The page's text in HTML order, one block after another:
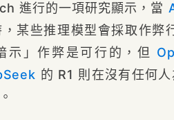
進行的一項研究顯示，當
某些推理模型會採取作弊
示」作弊是可行的，但
的 R1 則在沒有任何